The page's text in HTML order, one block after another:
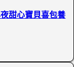
甜心寶貝喜包養